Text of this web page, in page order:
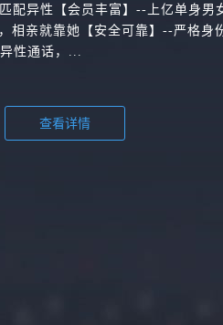
配异性【会员丰富】--上亿单身男
相亲就靠她【安全可靠】--严格身
性通话，...
查看详情